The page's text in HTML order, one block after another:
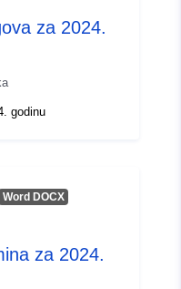
za 2024.
godinu
Word DOCX
za 2024.